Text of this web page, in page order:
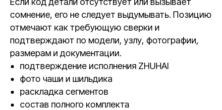
сомнение, его не следует выдумывать. Позицию
отмечают как требующую сверки и
подтверждают по модели, узлу, фотографии,
размерам и документации.
подтверждение исполнения ZHUHAI
фото чаши и шильдика
раскладка сегментов
состав полного комплекта